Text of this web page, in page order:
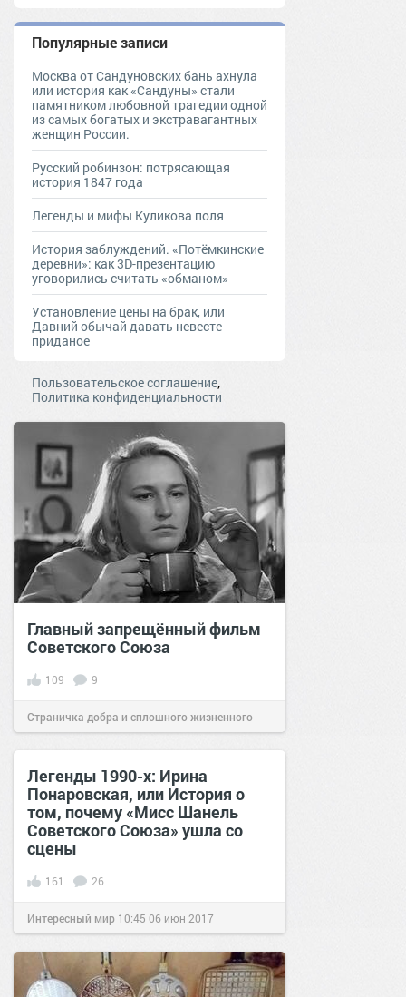
Популярные записи
Москва от Сандуновских бань ахнула
или история как «Сандуны» стали
памятником любовной трагедии одной
из самых богатых и экстравагантных
женщин России.
Русский робинзон: потрясающая
история 1847 года
Легенды и мифы Куликова поля
История заблуждений. «Потёмкинские
деревни»: как 3D-презентацию
уговорились считать «обманом»
Установление цены на брак, или
Давний обычай давать невесте
приданое
Пользовательское соглашение,
Политика конфиденциальности
Главный запрещённый фильм
Советского Союза
109 9
Страничка добра и сплошного жизненного
позитива!11:10 21 фев 2021
Легенды 1990-х: Ирина
Понаровская, или История о
том, почему «Мисс Шанель
Советского Союза» ушла со
сцены
161 26
Интересный мир 10:45 06 июн 2017